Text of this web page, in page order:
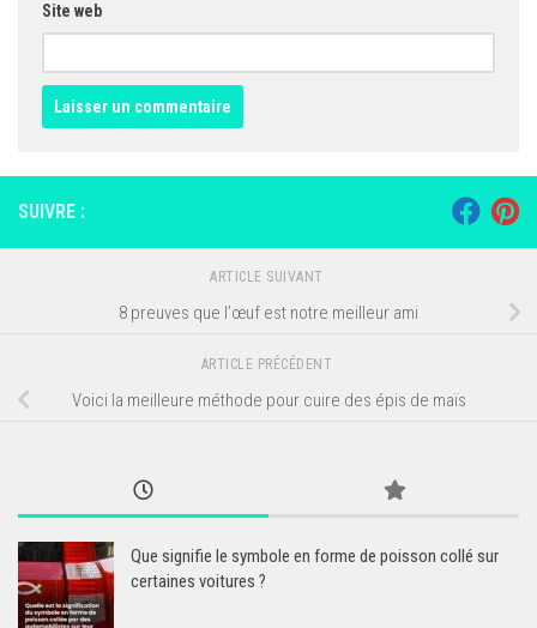
Site web
SUIVRE :
ARTICLE SUIVANT
8 preuves que l’œuf est notre meilleur ami
ARTICLE PRÉCÉDENT
Voici la meilleure méthode pour cuire des épis de maïs
Que signifie le symbole en forme de poisson collé sur
certaines voitures ?